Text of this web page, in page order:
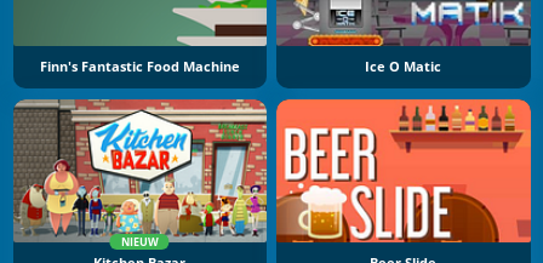
Finn's Fantastic Food Machine Ice O Matic
NIEUW